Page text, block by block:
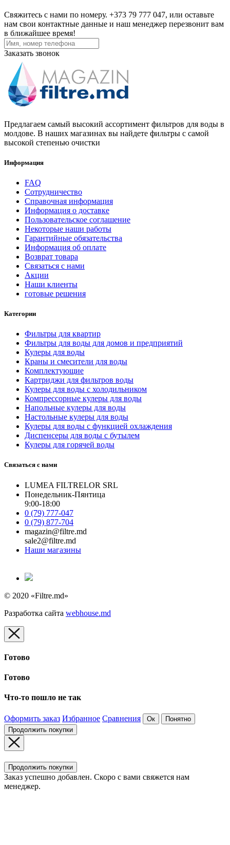
Свяжитесь с нами по номеру. +373 79 777 047, или оставьте
нам свои контактные данные и наш менеджер перезвонит вам
в ближайшее время!
Заказать звонок
Предлагаем самый высокий ассортимент фильтров для воды в
молдове. В наших магазинах вы найдете фильтры с самой
высокой степенью очистки
Информация
FAQ
Сотрудничество
Справочная информация
Информация о доставке
Пользовательское соглашение
Некоторые наши работы
Гарантийные обязательства
Информация об оплате
Возврат товара
Связаться с нами
Акции
Наши клиенты
готовые решения
Категории
Фильтры для квартир
Фильтры для воды для домов и предприятий
Кулеры для воды
Краны и смесители для воды
Комплектующие
Картриджи для фильтров воды
Кулеры для воды с холодильником
Компрессорные кулеры для воды
Напольные кулеры для воды
Настольные кулеры для воды
Кулеры для воды с функцией охлаждения
Диспенсеры для воды с бутылем
Кулеры для горячей воды
Связаться с нами
LUMEA FILTRELOR SRL
Понедельник-Пянтица
9:00-18:00
0 (79) 777-047
0 (79) 877-704
magazin@filtre.md
sale2@filtre.md
Наши магазины
© 2020 «Filtre.md»
Разработка сайта webhouse.md
Готово
Готово
Что-то пошло не так
Оформить заказ Избранное Сравнения Ок
Понятно
Продолжить покупки
Продолжить покупки
Заказ успешно добавлен. Скоро с вами свяжется нам
менеджер.